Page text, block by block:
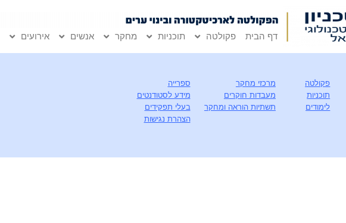
דף הבית פקולטה תוכניות מחקר אנשים אירועים
פקולטה
תוכניות
לימודים
מרכזי מחקר
מעבדות חוקרים
תשתיות הוראה ומחקר
ספרייה
מידע לסטודנטים
בעלי תפקידים
הצהרת נגישות